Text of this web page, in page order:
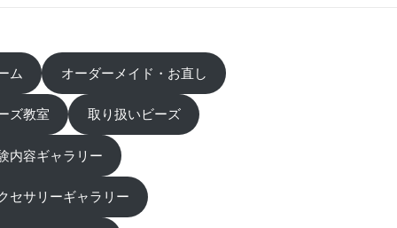
ム オーダーメイド・お直し
ズ教室 取り扱いビーズ
内容ギャラリー
セサリーギャラリー